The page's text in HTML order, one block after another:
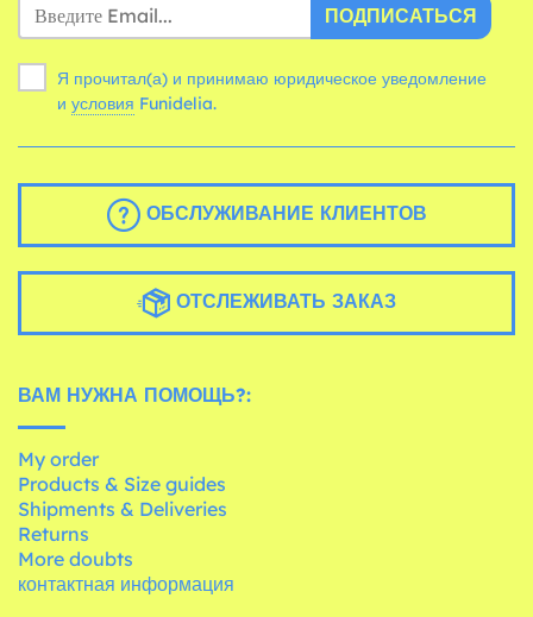
ПОДПИСАТЬСЯ
Я прочитал(а) и принимаю юридическое уведомление
и условия Funidelia.
ОБСЛУЖИВАНИЕ КЛИЕНТОВ
ОТСЛЕЖИВАТЬ ЗАКАЗ
ВАМ НУЖНА ПОМОЩЬ?:
My order
Products & Size guides
Shipments & Deliveries
Returns
More doubts
контактная информация